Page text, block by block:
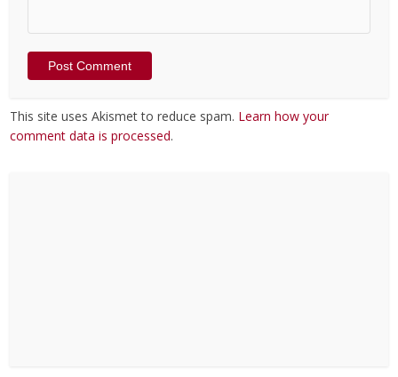
This site uses Akismet to reduce spam. Learn how your
comment data is processed.